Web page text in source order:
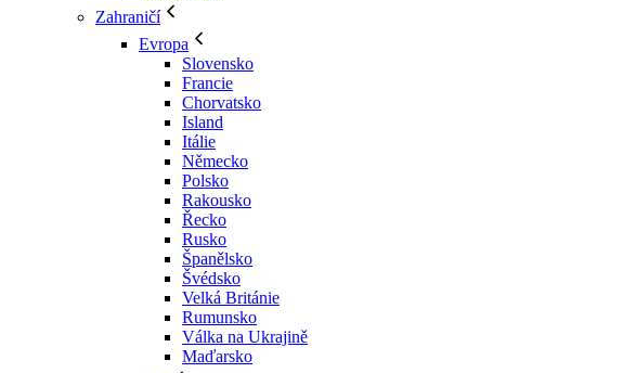
Zahraničí
Evropa
Slovensko
Francie
Chorvatsko
Island
Itálie
Německo
Polsko
Rakousko
Řecko
Rusko
Španělsko
Švédsko
Velká Británie
Rumunsko
Válka na Ukrajině
Maďarsko